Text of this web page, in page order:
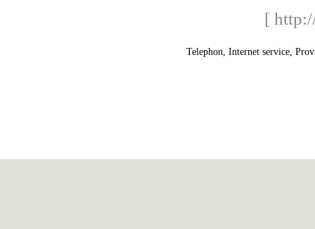
[
Telephon, Internet service,